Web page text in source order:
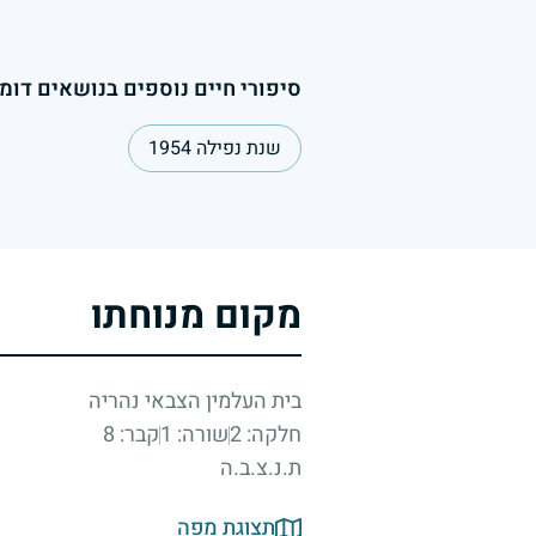
סיפורי חיים נוספים בנושאים
שנת נפילה 1954
מקום מנוחתו
בית העלמין הצבאי נהריה
חלקה: 2
שורה: 1
קבר: 8
ת.נ.צ.ב.ה
תצוגת מפה